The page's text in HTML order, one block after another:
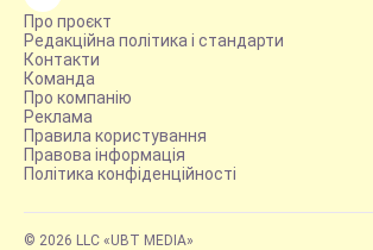
Про проєкт
Редакційна політика і стандарти
Контакти
Команда
Про компанію
Реклама
Правила користування
Правова інформація
Політика конфіденційності
© 2026 LLC «UBT MEDIA»